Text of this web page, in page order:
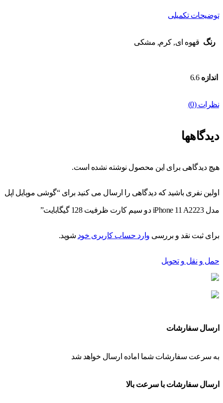
توضیحات تکمیلی
رنگ قهوه ای, کرم, مشکی
اندازه 6.6
نظرات (0)
دیدگاهها
هیچ دیدگاهی برای این محصول نوشته نشده است.
اولین نفری باشید که دیدگاهی را ارسال می کنید برای “گوشی موبایل اپل
مدل iPhone 11 A2223 دو سیم‌ کارت ظرفیت 128 گیگابایت”
برای ثبت نقد و بررسی وارد حساب کاربری خود شوید.
حمل و نقل و تحویل
ارسال سفارشات
به سرعت سفارشات شما اماده ارسال خواهد شد
ارسال سفارشات با سرعت بالا